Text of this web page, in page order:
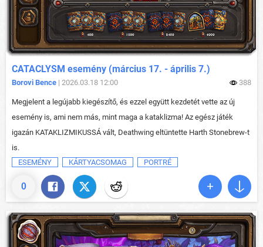
0
CATACLYSM esemény (március 17. - április 7.)
Borovi Bence | 2026.03.18 12:00 388
Megjelent a legújabb kiegészítő, és ezzel együtt kezdetét vette az új
esemény is, ami nem más, mint maga a kataklizma! Az egész játék
igazán KATAKLIZMIKUSSÁ vált, Deathwing eltüntette Harth Stonebrew-t
is.
ESEMÉNY
KÁRTYACSOMAG PORTRÉ